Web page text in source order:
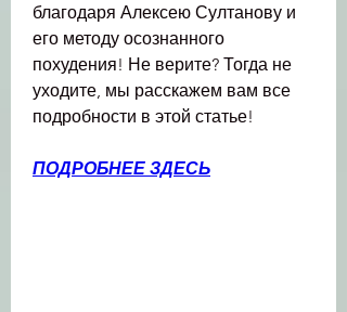
благодаря Алексею Султанову и
его методу осознанного
похудения! Не верите? Тогда не
уходите, мы расскажем вам все
подробности в этой статье!
ПОДРОБНЕЕ ЗДЕСЬ